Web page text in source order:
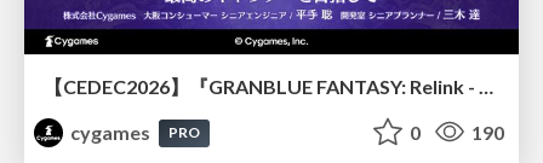
cygames
PRO 0 190